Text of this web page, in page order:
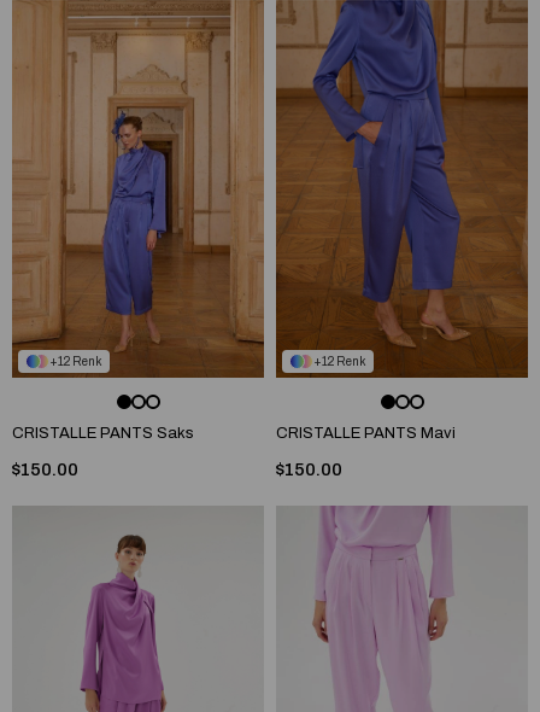
12
CRISTALLE PANTS Saks
$150.00
12
CRISTALLE PANTS Mavi
$150.00